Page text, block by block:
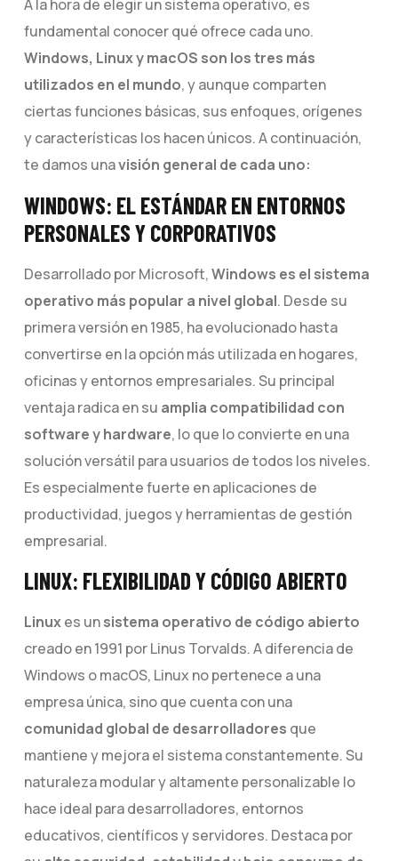
A la hora de elegir un sistema operativo, es
fundamental conocer qué ofrece cada uno.
Windows, Linux y macOS son los tres más
utilizados en el mundo, y aunque comparten
ciertas funciones básicas, sus enfoques, orígenes
y características los hacen únicos. A continuación,
te damos unavisión general de cada uno:
WINDOWS: EL ESTÁNDAR EN ENTORNOS
PERSONALES Y CORPORATIVOS
Desarrollado por Microsoft,Windows es el sistema
operativo más popular a nivel global. Desde su
primera versión en 1985, ha evolucionado hasta
convertirse en la opción más utilizada en hogares,
oficinas y entornos empresariales. Su principal
ventaja radica en su amplia compatibilidad con
software y hardware, lo que lo convierte en una
solución versátil para usuarios de todos los niveles.
Es especialmente fuerte en aplicaciones de
productividad, juegos y herramientas de gestión
empresarial.
LINUX: FLEXIBILIDAD Y CÓDIGO ABIERTO
Linuxes unsistema operativo de código abierto
creado en 1991 por Linus Torvalds. A diferencia de
Windows o macOS, Linux no pertenece a una
empresa única, sino que cuenta con una
comunidad global de desarrolladores que
mantiene y mejora el sistema constantemente. Su
naturaleza modular y altamente personalizable lo
hace ideal para desarrolladores, entornos
educativos, científicos y servidores. Destaca por